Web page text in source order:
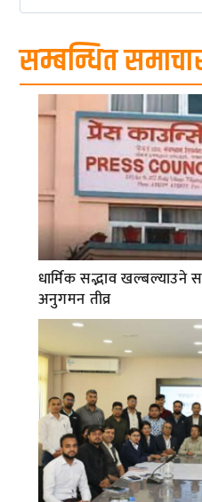
सम्बन्धित
धार्मिक सद्भाव खल्बल्याउने
अनुगमन तीव्र